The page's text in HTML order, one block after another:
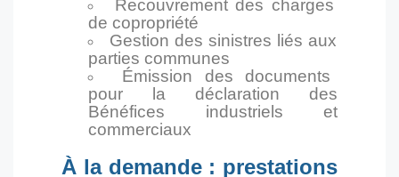
Recouvrement des charges
de copropriété
Gestion des sinistres liés aux
parties communes
Émission des documents
pour la déclaration des
Bénéfices industriels et
commerciaux
À la demande : prestations